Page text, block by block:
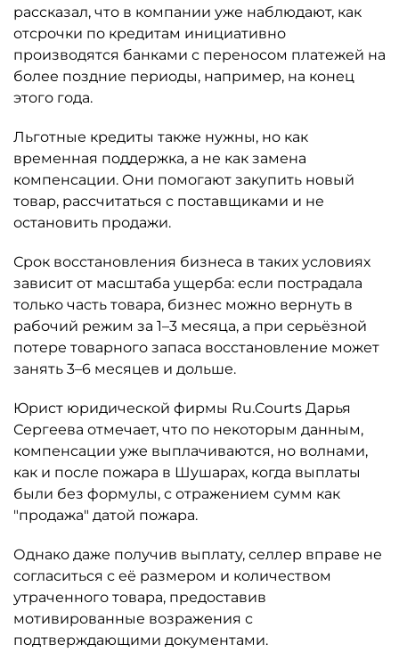
рассказал, что в компании уже наблюдают, как
отсрочки по кредитам инициативно
производятся банками с переносом платежей на
более поздние периоды, например, на конец
этого года.
Льготные кредиты также нужны, но как
временная поддержка, а не как замена
компенсации. Они помогают закупить новый
товар, рассчитаться с поставщиками и не
остановить продажи.
Срок восстановления бизнеса в таких условиях
зависит от масштаба ущерба: если пострадала
только часть товара, бизнес можно вернуть в
рабочий режим за 1–3 месяца, а при серьёзной
потере товарного запаса восстановление может
занять 3–6 месяцев и дольше.
Юрист юридической фирмы Ru.Courts Дарья
Сергеева отмечает, что по некоторым данным,
компенсации уже выплачиваются, но волнами,
как и после пожара в Шушарах, когда выплаты
были без формулы, с отражением сумм как
"продажа" датой пожара.
Однако даже получив выплату, селлер вправе не
согласиться с её размером и количеством
утраченного товара, предоставив
мотивированные возражения с
подтверждающими документами.